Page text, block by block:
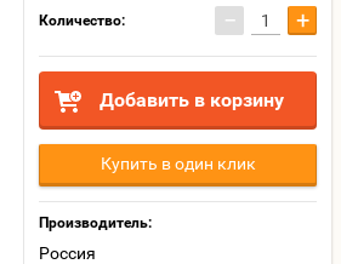
Количество: − +
Добавить в корзину
Купить в один клик
Производитель:
Россия